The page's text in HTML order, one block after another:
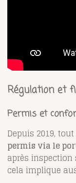
Régulation et
Permis et
Depuis 2019,
permis via le
après
cela implique